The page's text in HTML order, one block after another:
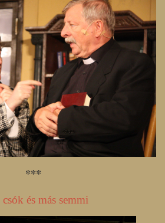
***
és más semmi